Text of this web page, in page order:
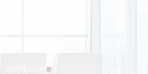
IMPRESSUM